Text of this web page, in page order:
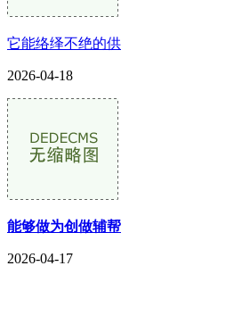
它能络绎不绝的供
2026-04-18
能够做为创做辅帮
2026-04-17